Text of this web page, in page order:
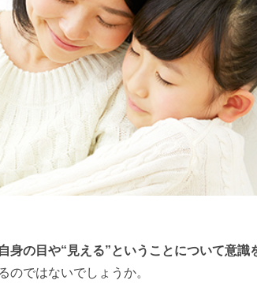
身の目や“見える”ということについて意識
のではないでしょうか。